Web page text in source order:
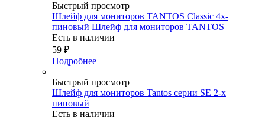
Быстрый просмотр
Шлейф для мониторов TANTOS Classic 4х-
пиновый Шлейф для мониторов TANTOS
Есть в наличии
59 ₽
Подробнее
Быстрый просмотр
Шлейф для мониторов Tantos серии SE 2-х
пиновый
Есть в наличии